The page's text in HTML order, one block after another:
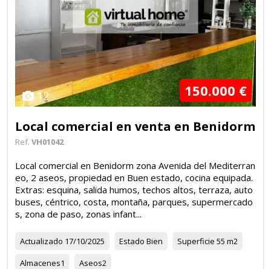
12 150.000 €
Local comercial en venta en Benidorm
Ref. VH01042
Local comercial en Benidorm zona Avenida del Mediterran
eo, 2 aseos, propiedad en Buen estado, cocina equipada.
Extras: esquina, salida humos, techos altos, terraza, auto
buses, céntrico, costa, montaña, parques, supermercado
s, zona de paso, zonas infant...
Actualizado 17/10/2025 Estado Bien Superficie 55 m2
Almacenes1 Aseos2